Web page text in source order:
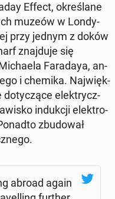
Effect, okre­śla­ne
muzeów w Lon­dy­
przy jednym z doków
znaj­du­je się
Fa­ra­daya, an­
i chemika. Naj­więk­
do­ty­czą­ce elek­trycz­
in­duk­cji elek­tro­
zbu­do­wał
abroad again